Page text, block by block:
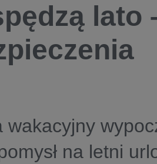
lato
wakacyjny
na letni